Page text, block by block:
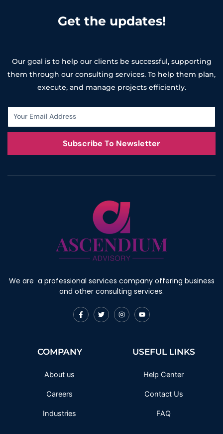
Get the updates!
Our goal is to help our clients be successful, supporting
them through our consulting services. To help them plan,
execute, and manage projects efficiently.
Subscribe To Newsletter
We are a professional services company offering business
and other consulting services.
F
a
o
T
w
I
n
Y
o
e
COMPANY
About us
Careers
Industries
USEFUL LINKS
Help Center
Contact Us
FAQ